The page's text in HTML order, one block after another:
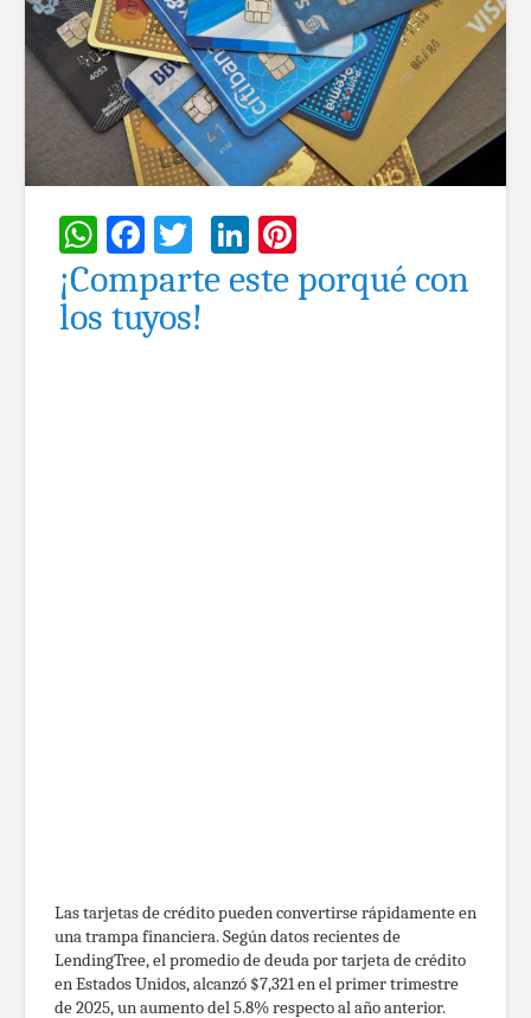
WhatsApp
Facebook
TwitterLinkedIn
¡Comparte este porqué con
los tuyos!
Las tarjetas de crédito pueden convertirse rápidamente en
una trampa financiera. Según datos recientes de
LendingTree, el promedio de deuda por tarjeta de crédito
en Estados Unidos, alcanzó $7,321 en el primer trimestre
de 2025, un aumento del 5.8% respecto al año anterior.